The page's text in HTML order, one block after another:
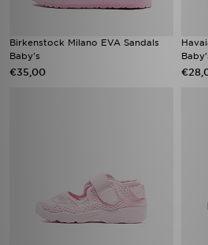
Birkenstock Milano EVA Sandals
Baby's
€35,00